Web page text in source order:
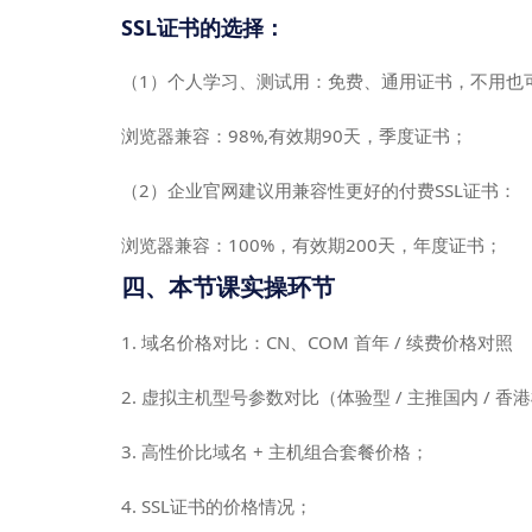
SSL证书的选择：
（1）个人学习、测试用：免费、通用证书，不用也
浏览器兼容：98%,有效期90天，季度证书；
（2）企业官网建议用兼容性更好的付费SSL证书：
浏览器兼容：100%，有效期200天，年度证书；
四、本节课实操环节
1. 域名价格对比：CN、COM 首年 / 续费价格对照
2. 虚拟主机型号参数对比（体验型 / 主推国内 / 香港
3. 高性价比域名 + 主机组合套餐价格；
4. SSL证书的价格情况；